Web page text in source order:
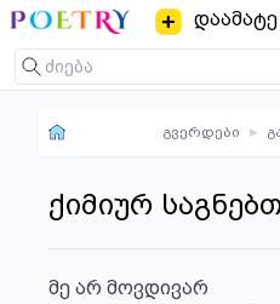
დაამატე
გვერდები ▸
ქიმიურ
მე არ მოვდივარ